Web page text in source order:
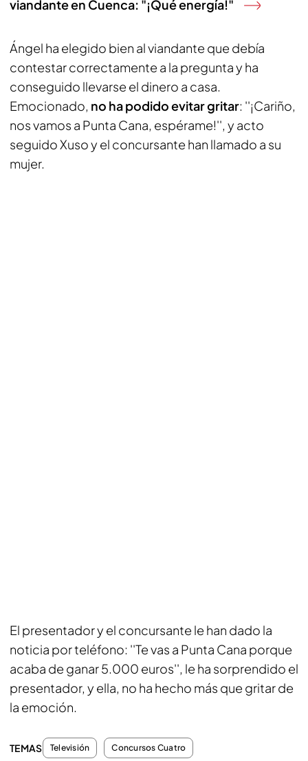
viandante en Cuenca: "¡Qué energía!"
Ángel ha elegido bien al viandante que debía
contestar correctamente a la pregunta y ha
conseguido llevarse el dinero a casa.
Emocionado, no ha podido evitar gritar: ''¡Cariño,
nos vamos a Punta Cana, espérame!'', y acto
seguido Xuso y el concursante han llamado a su
mujer.
El presentador y el concursante le han dado la
noticia por teléfono: ''Te vas a Punta Cana porque
acaba de ganar 5.000 euros'', le ha sorprendido el
presentador, y ella, no ha hecho más que gritar de
la emoción.
TEMAS Televisión Concursos Cuatro